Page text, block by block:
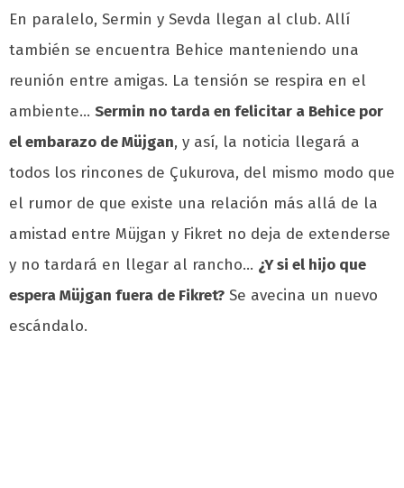
En paralelo, Sermin y Sevda llegan al club. Allí
también se encuentra Behice manteniendo una
reunión entre amigas. La tensión se respira en el
ambiente… Sermin no tarda en felicitar a Behice por
el embarazo de Müjgan, y así, la noticia llegará a
todos los rincones de Çukurova, del mismo modo que
el rumor de que existe una relación más allá de la
amistad entre Müjgan y Fikret no deja de extenderse
y no tardará en llegar al rancho… ¿Y si el hijo que
espera Müjgan fuera de Fikret? Se avecina un nuevo
escándalo.